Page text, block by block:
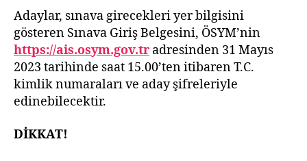
Adaylar, sınava girecekleri yer bilgisini
gösteren Sınava Giriş Belgesini, ÖSYM’nin
https://ais.osym.gov.tr adresinden 31 Mayıs
2023 tarihinde saat 15.00’ten itibaren T.C.
kimlik numaraları ve aday şifreleriyle
edinebilecektir.
DİKKAT!